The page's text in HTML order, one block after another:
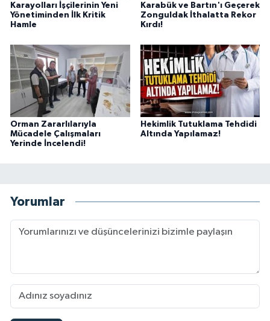
Karayolları İşçilerinin Yeni
Yönetiminden İlk Kritik
Hamle
Karabük ve Bartın'ı Geçerek
Zonguldak İthalatta Rekor
Kırdı!
Orman Zararlılarıyla
Mücadele Çalışmaları
Yerinde İncelendi!
Hekimlik Tutuklama Tehdidi
Altında Yapılamaz!
Yorumlar